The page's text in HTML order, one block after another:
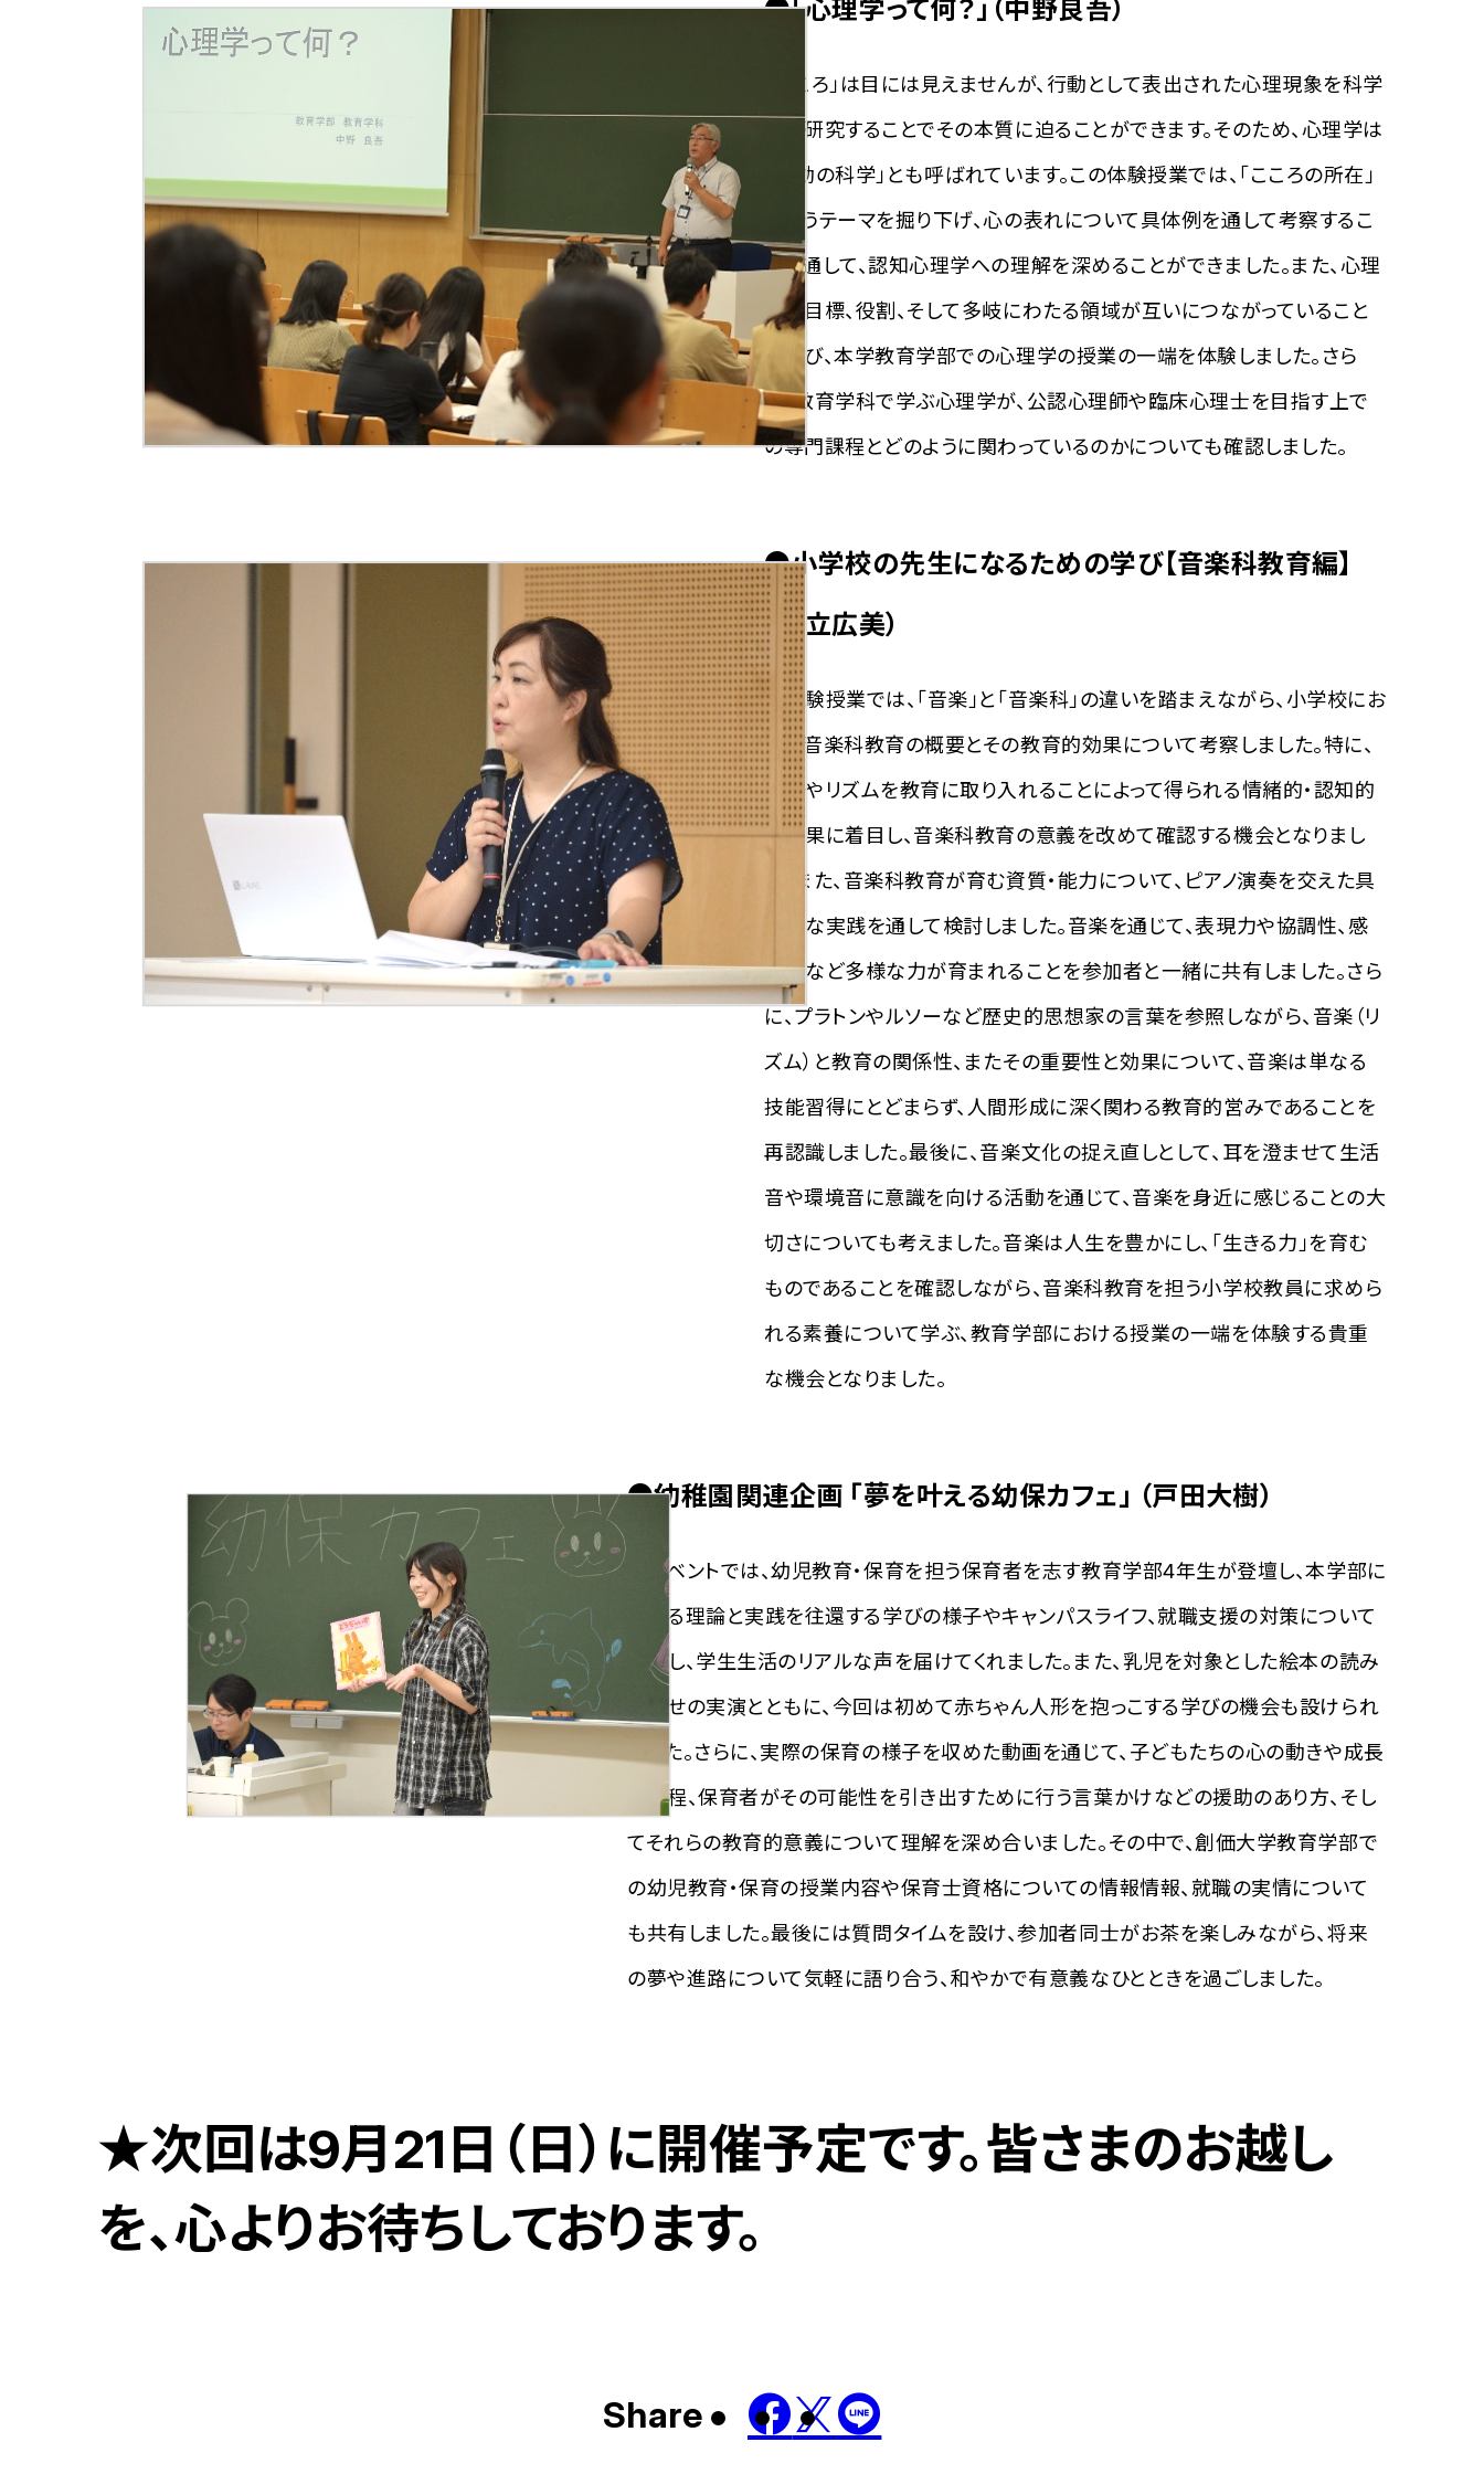
●「心理学って何？」（中野良吾）
「こころ」は目には見えませんが、行動として表出された心理現象を科学
的に研究することでその本質に迫ることができます。そのため、心理学は
「行動の科学」とも呼ばれています。この体験授業では、「こころの所在」
というテーマを掘り下げ、心の表れについて具体例を通して考察するこ
とを通して、認知心理学への理解を深めることができました。また、心理
学の目標、役割、そして多岐にわたる領域が互いにつながっていること
を学び、本学教育学部での心理学の授業の一端を体験しました。さら
に、教育学科で学ぶ心理学が、公認心理師や臨床心理士を目指す上で
の専門課程とどのように関わっているのかについても確認しました。
●小学校の先生になるための学び【音楽科教育編】
（足立広美）
本体験授業では、「音楽」と「音楽科」の違いを踏まえながら、小学校にお
ける音楽科教育の概要とその教育的効果について考察しました。特に、
音楽やリズムを教育に取り入れることによって得られる情緒的・認知的
な効果に着目し、音楽科教育の意義を改めて確認する機会となりまし
た。また、音楽科教育が育む資質・能力について、ピアノ演奏を交えた具
体的な実践を通して検討しました。音楽を通じて、表現力や協調性、感
受性など多様な力が育まれることを参加者と一緒に共有しました。さら
に、プラトンやルソーなど歴史的思想家の言葉を参照しながら、音楽（リ
ズム）と教育の関係性、またその重要性と効果について、音楽は単なる
技能習得にとどまらず、人間形成に深く関わる教育的営みであることを
再認識しました。最後に、音楽文化の捉え直しとして、耳を澄ませて生活
音や環境音に意識を向ける活動を通じて、音楽を身近に感じることの大
切さについても考えました。音楽は人生を豊かにし、「生きる力」を育む
ものであることを確認しながら、音楽科教育を担う小学校教員に求めら
れる素養について学ぶ、教育学部における授業の一端を体験する貴重
な機会となりました。
●幼稚園関連企画 「夢を叶える幼保カフェ」 （戸田大樹）
本イベントでは、幼児教育・保育を担う保育者を志す教育学部4年生が登壇し、本学部に
おける理論と実践を往還する学びの様子やキャンパスライフ、就職支援の対策について
紹介し、学生生活のリアルな声を届けてくれました。また、乳児を対象とした絵本の読み
聞かせの実演とともに、今回は初めて赤ちゃん人形を抱っこする学びの機会も設けられ
ました。さらに、実際の保育の様子を収めた動画を通じて、子どもたちの心の動きや成長
の過程、保育者がその可能性を引き出すために行う言葉かけなどの援助のあり方、そし
てそれらの教育的意義について理解を深め合いました。その中で、創価大学教育学部で
の幼児教育・保育の授業内容や保育士資格についての情報情報、就職の実情について
も共有しました。最後には質問タイムを設け、参加者同士がお茶を楽しみながら、将来
の夢や進路について気軽に語り合う、和やかで有意義なひとときを過ごしました。
★次回は9月21日（日）に開催予定です。皆さまのお越し
を、心よりお待ちしております。
Share